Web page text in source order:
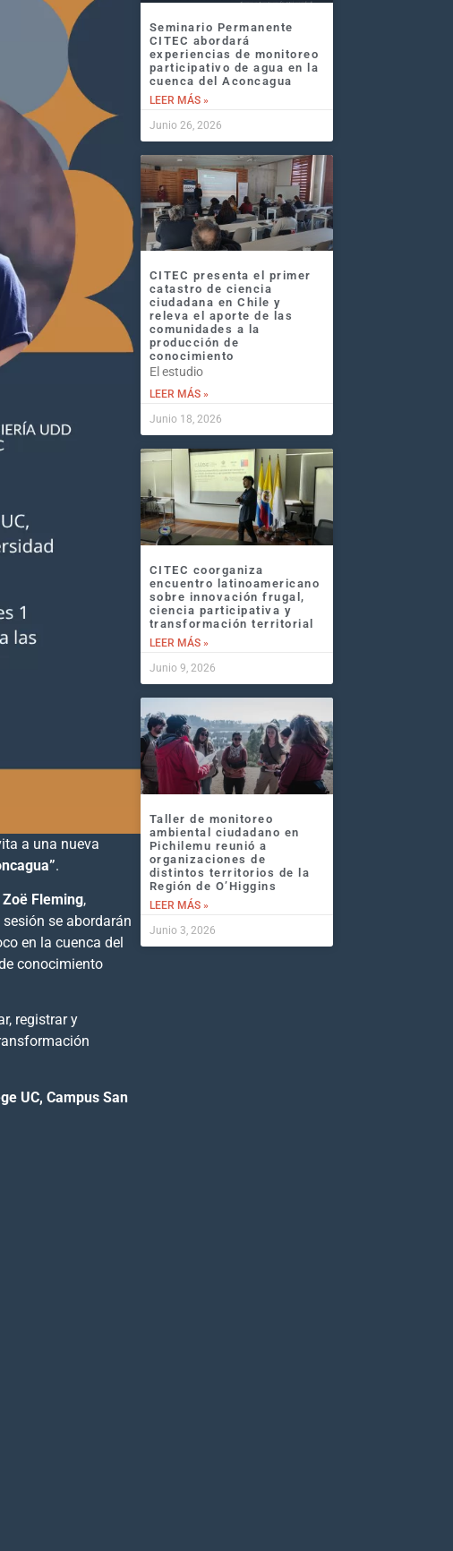
a una nueva
.
Zoë Fleming,
se abordarán
en la cuenca del
conocimiento
registrar y
UC, Campus San
Seminario Permanente
CITEC abordará
experiencias de monitoreo
participativo de agua en la
cuenca del Aconcagua
LEER MÁS »
Junio 26, 2026
CITEC presenta el primer
catastro de ciencia
ciudadana en Chile y
releva el aporte de las
comunidades a la
producción de
conocimiento
El estudio
LEER MÁS »
Junio 18, 2026
CITEC coorganiza
encuentro latinoamericano
sobre innovación frugal,
ciencia participativa y
transformación territorial
LEER MÁS »
Junio 9, 2026
Taller de monitoreo
ambiental ciudadano en
Pichilemu reunió a
organizaciones de
distintos territorios de la
Región de O’Higgins
LEER MÁS »
Junio 3, 2026